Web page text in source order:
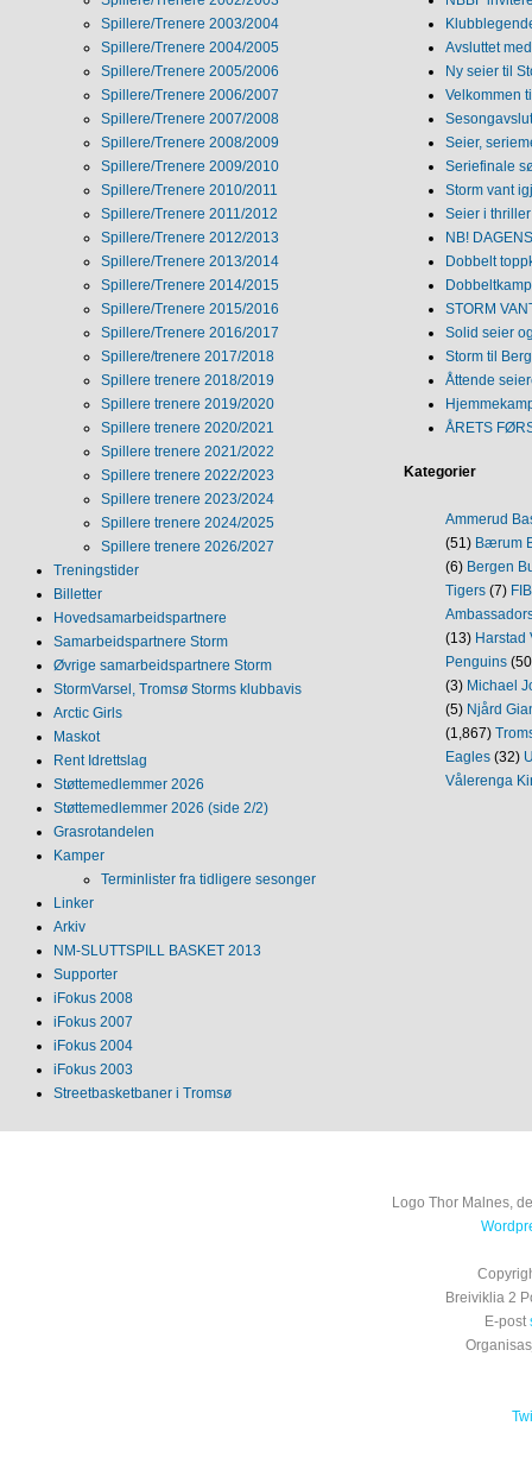
Spillere/Trenere 2003/2004
Spillere/Trenere 2004/2005
Spillere/Trenere 2005/2006
Spillere/Trenere 2006/2007
Spillere/Trenere 2007/2008
Spillere/Trenere 2008/2009
Spillere/Trenere 2009/2010
Spillere/Trenere 2010/2011
Spillere/Trenere 2011/2012
Spillere/Trenere 2012/2013
Spillere/Trenere 2013/2014
Spillere/Trenere 2014/2015
Spillere/Trenere 2015/2016
Spillere/Trenere 2016/2017
Spillere/trenere 2017/2018
Spillere trenere 2018/2019
Spillere trenere 2019/2020
Spillere trenere 2020/2021
Spillere trenere 2021/2022
Spillere trenere 2022/2023
Spillere trenere 2023/2024
Spillere trenere 2024/2025
Spillere trenere 2026/2027
Treningstider
Billetter
Hovedsamarbeidspartnere
Samarbeidspartnere Storm
Øvrige samarbeidspartnere Storm
StormVarsel, Tromsø Storms klubbavis
Arctic Girls
Maskot
Rent Idrettslag
Støttemedlemmer 2026
Støttemedlemmer 2026 (side 2/2)
Grasrotandelen
Kamper
Terminlister fra tidligere sesonger
Linker
Arkiv
NM‐SLUTTSPILL BASKET 2013
Supporter
iFokus 2008
iFokus 2007
iFokus 2004
iFokus 2003
Streetbasketbaner i Tromsø
Avsluttet
Ny seier til
Velkommen
Seier,
Seriefinale
Storm vant
Seier i
NB!
Dobbelt
STORM
Solid seier
Storm til
Åttende
ÅRETS
Kategorier
Ammerud
(51) Bærum
(6) Bergen
Tigers (7)
(13) Harstad
Penguins
(3) Michael
(5) Njård
(1,867)
Eagles (32)
Vålerenga
Logo Thor Malnes,
Breiviklia 2
E-post